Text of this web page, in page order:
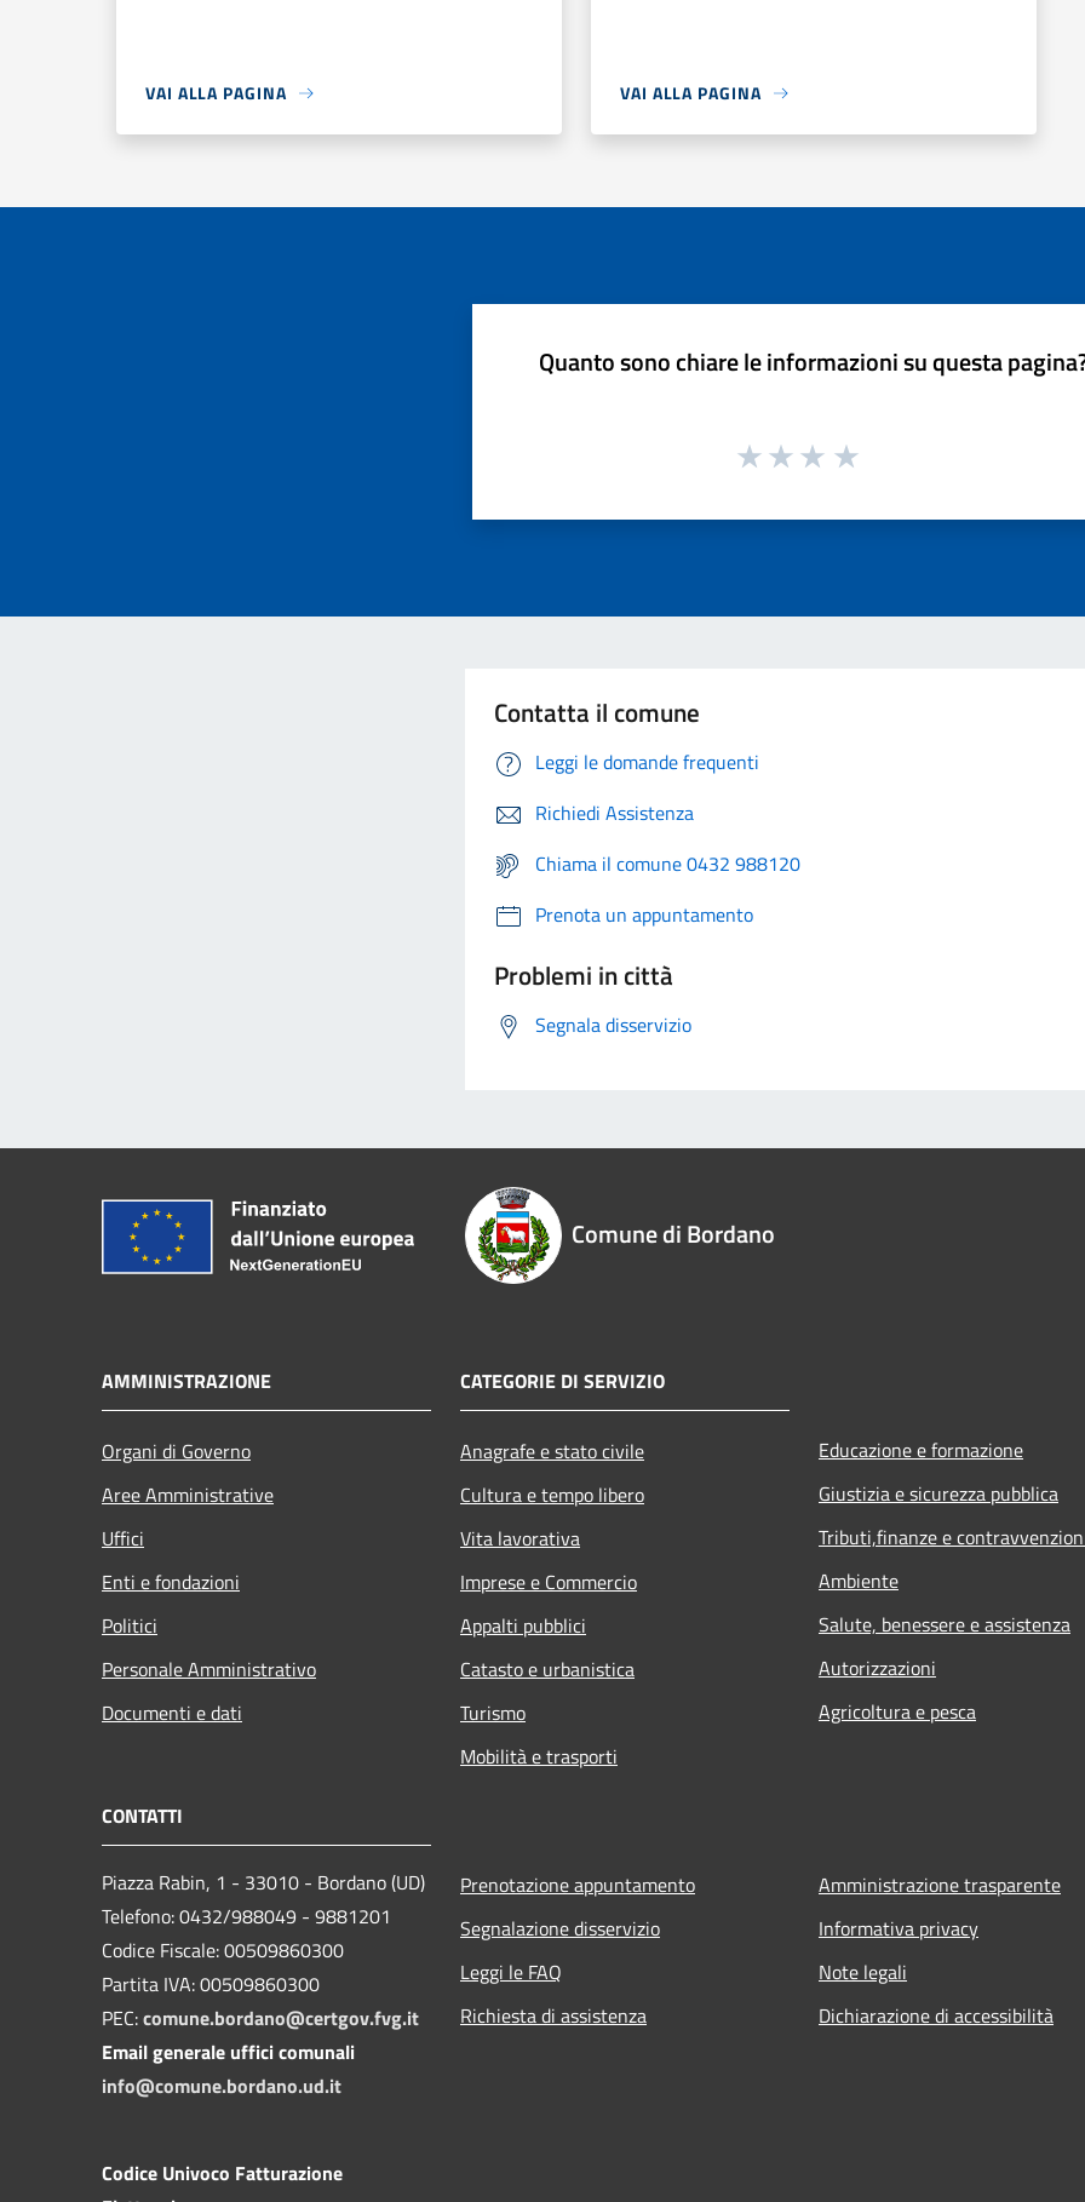
VAI ALLA PAGINA VAI ALLA PAGINA
Quanto sono chiare le informazioni su questa
Contatta il comune
Leggi le domande frequenti
Richiedi Assistenza
Chiama il comune 0432 988120
Prenota un appuntamento
Problemi in città
Segnala disservizio
Comune di Bordano
AMMINISTRAZIONE
Organi di Governo
Aree Amministrative
Uffici
Enti e fondazioni
Politici
Personale Amministrativo
Documenti e dati
CATEGORIE DI SERVIZIO
Anagrafe e stato civile
Cultura e tempo libero
Vita lavorativa
Imprese e Commercio
Appalti pubblici
Catasto e urbanistica
Turismo
Mobilità e trasporti
Educazione e formazione
Giustizia e sicurezza pubblica
Tributi,finanze e
Ambiente
Salute, benessere e assistenza
Autorizzazioni
Agricoltura e pesca
CONTATTI
Piazza Rabin, 1 - 33010 - Bordano (UD)
Telefono: 0432/988049 - 9881201
Codice Fiscale: 00509860300
Partita IVA: 00509860300
PEC:comune.bordano@certgov.fvg.it
Email generale uffici comunali
info@comune.bordano.ud.it
Codice Univoco Fatturazione
Prenotazione appuntamento
Segnalazione disservizio
Leggi le FAQ
Richiesta di assistenza
Amministrazione trasparente
Informativa privacy
Note legali
Dichiarazione di accessibilità